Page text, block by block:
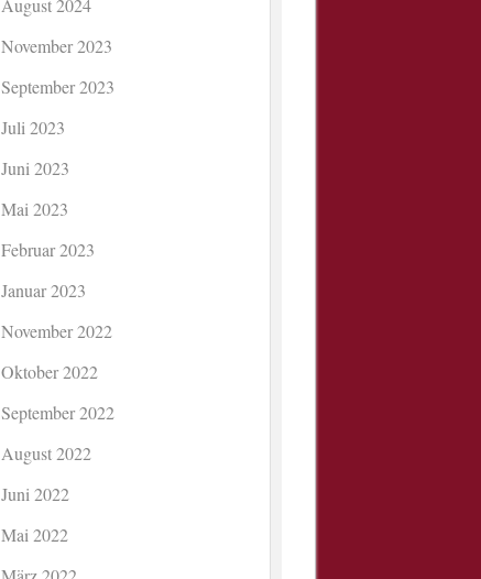
August 2024
November 2023
September 2023
Juli 2023
Juni 2023
Mai 2023
Februar 2023
Januar 2023
November 2022
Oktober 2022
September 2022
August 2022
Juni 2022
Mai 2022